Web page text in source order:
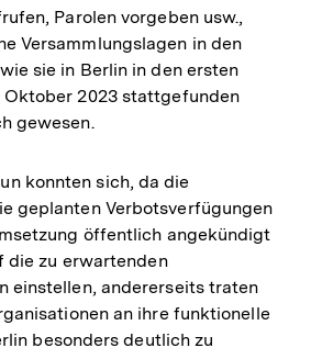
Parolen vorgeben usw.,
Versammlungslagen in den
sie in Berlin in den ersten
Oktober 2023 stattgefunden
gewesen.
konnten sich, da die
geplanten Verbotsverfügungen
öffentlich angekündigt
die zu erwartenden
einstellen, andererseits traten
an ihre funktionelle
besonders deutlich zu